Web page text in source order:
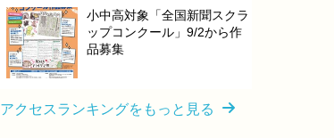
小中高対象「全国新聞スクラ
ップコンクール」9/2から作
品募集
アクセスランキングをもっと見る